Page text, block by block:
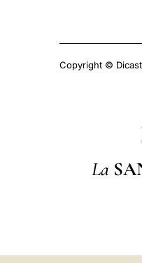
Copyright ©
La